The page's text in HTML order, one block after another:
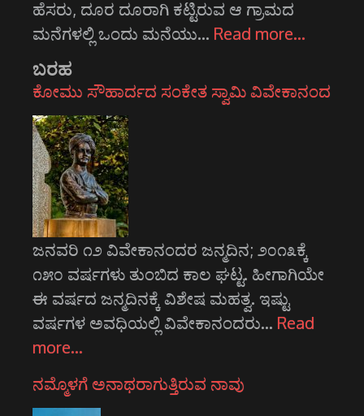
ಹೆಸರು, ದೂರ ದೂರಾಗಿ ಕಟ್ಟಿರುವ ಆ ಗ್ರಾಮದ
ಮನೆಗಳಲ್ಲಿ ಒಂದು ಮನೆಯು… Read more…
ಬರಹ
ಕೋಮು ಸೌಹಾರ್ದದ ಸಂಕೇತ ಸ್ವಾಮಿ ವಿವೇಕಾನಂದ
ಜನವರಿ ೧೨ ವಿವೇಕಾನಂದರ ಜನ್ಮದಿನ; ೨೦೧೩ಕ್ಕೆ
೧೫೦ ವರ್ಷಗಳು ತುಂಬಿದ ಕಾಲ ಘಟ್ಟ. ಹೀಗಾಗಿಯೇ
ಈ ವರ್ಷದ ಜನ್ಮದಿನಕ್ಕೆ ವಿಶೇಷ ಮಹತ್ವ. ಇಷ್ಟು
ವರ್ಷಗಳ ಅವಧಿಯಲ್ಲಿ ವಿವೇಕಾನಂದರು… Read
more…
ನಮ್ಮೊಳಗೆ ಅನಾಥರಾಗುತ್ತಿರುವ ನಾವು